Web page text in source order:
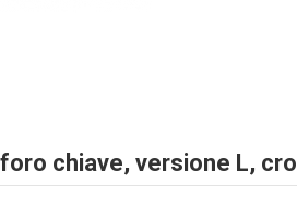
chiave, versione L,